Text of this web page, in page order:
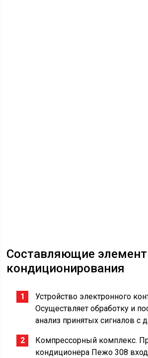
Составляющие
кондиционирования
Устройство электронного
Осуществляет обработку и
анализ принятых сигналов с
Компрессорный комплекс.
кондиционера Пежо 308